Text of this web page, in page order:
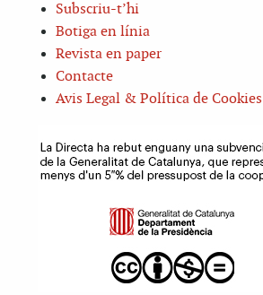
Subscriu-t’hi
Botiga en línia
Revista en paper
Contacte
Avis Legal & Política de Cookies